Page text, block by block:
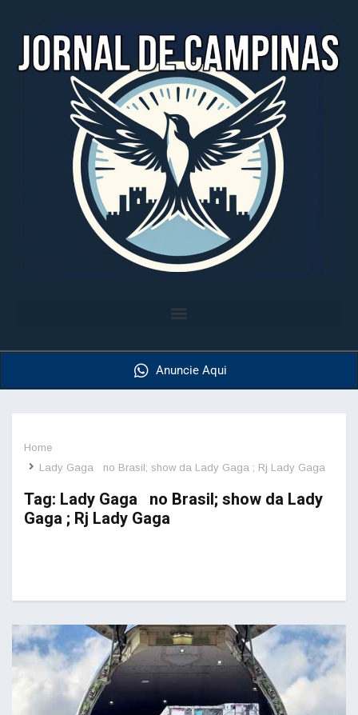
Anuncie Aqui
Home
Lady Gaga no Brasil; show da Lady Gaga ; Rj Lady Gaga
Tag: Lady Gaga no Brasil; show da Lady
Gaga ; Rj Lady Gaga